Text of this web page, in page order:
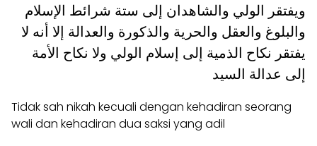
ويفتقر الولي والشاهدان إلى ستة شرائط الإسلام
والبلوغ والعقل والحرية والذكورة والعدالة إلا أنه لا
يفتقر نكاح الذمية إلى إسلام الولي ولا نكاح الأمة
إلى عدالة السيد
Tidak sah nikah kecuali dengan kehadiran seorang
wali dan kehadiran dua saksi yang adil